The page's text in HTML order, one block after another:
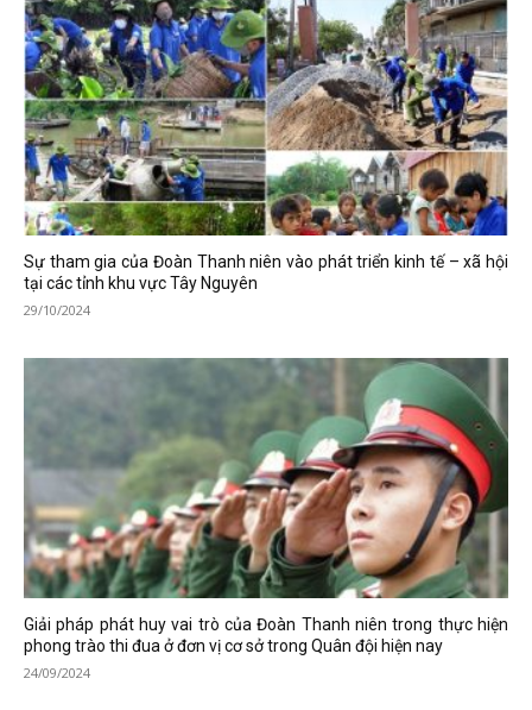
Sự tham gia của Đoàn Thanh niên vào phát triển kinh tế – xã hội
tại các tỉnh khu vực Tây Nguyên
29/10/2024
Giải pháp phát huy vai trò của Đoàn Thanh niên trong thực hiện
phong trào thi đua ở đơn vị cơ sở trong Quân đội hiện nay
24/09/2024